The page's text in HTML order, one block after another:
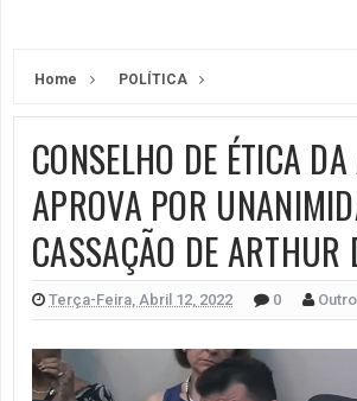
Home POLÍTICA
CONSELHO DE ÉTICA
APROVA POR
CASSAÇÃO DE ARTHUR
Terça-Feira, Abril 12, 2022 0